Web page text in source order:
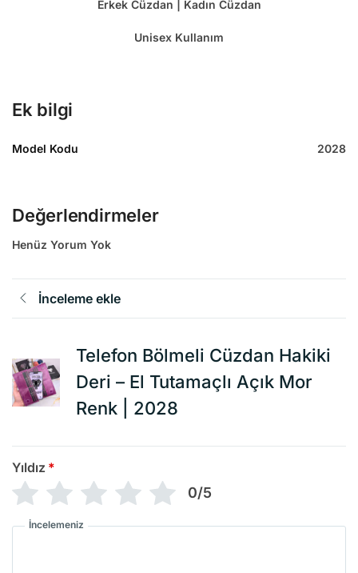
Erkek Cüzdan | Kadın Cüzdan
Unisex Kullanım
Ek bilgi
Model Kodu 2028
Değerlendirmeler
Henüz Yorum Yok
İnceleme ekle
Telefon Bölmeli Cüzdan Hakiki
Deri – El Tutamaçlı Açık Mor
Renk | 2028
Yıldız *
0/5
İncelemeniz